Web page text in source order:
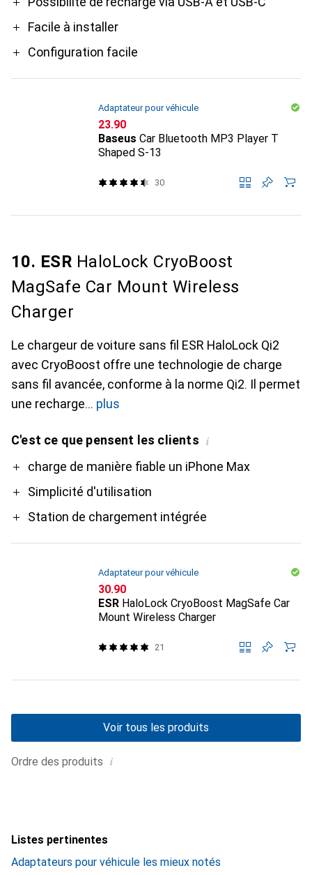
Facile à installer
Configuration facile
Adaptateur pour véhicule
CHF
23.90
Baseus Car Bluetooth MP3 Player T
Shaped S-13
30
10. ESR HaloLock CryoBoost
MagSafe Car Mount Wireless
Charger
Le chargeur de voiture sans fil ESR HaloLock Qi2
avec CryoBoost offre une technologie de charge
sans fil avancée, conforme à la norme Qi2. Il permet
une recharge
plus
C'est ce que pensent les clients i
Procharge de manière fiable un iPhone Max
Simplicité d'utilisation
Station de chargement intégrée
Adaptateur pour véhicule
CHF
30.90
ESR HaloLock CryoBoost MagSafe Car
Mount Wireless Charger
21
Ordre des produits i
Voir tous les produits
Listes pertinentes
Adaptateurs pour véhicule les mieux notés